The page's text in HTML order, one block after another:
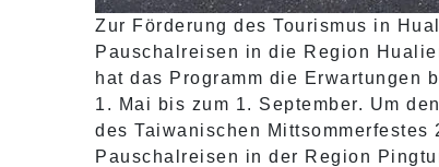
Zur Förderung des Tourismus in
Pauschalreisen in die Region
hat das Programm die Erwartungen
1. Mai bis zum 1. September. Um
des Taiwanischen
Pauschalreisen in der Region